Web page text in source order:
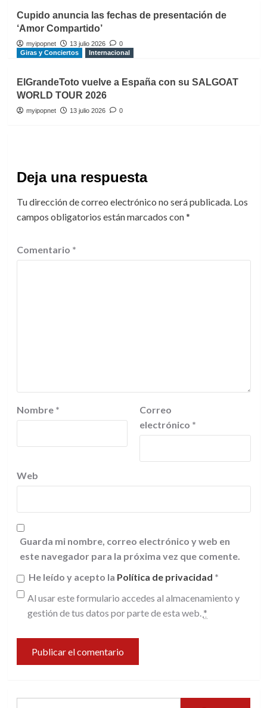
Cupido anuncia las fechas de presentación de
‘Amor Compartido’
myipopnet 13 julio 2026
0
Giras y Conciertos
Internacional
ElGrandeToto vuelve a España con su SALGOAT
WORLD TOUR 2026
myipopnet 13 julio 2026 0
Deja una respuesta
Tu dirección de correo electrónico no será publicada. Los
campos obligatorios están marcados con*
Comentario *
Nombre *
Correo
electrónico *
Web
Guarda mi nombre, correo electrónico y web en
este navegador para la próxima vez que comente.
He leído y acepto la Política de privacidad *
Al usar este formulario accedes al almacenamiento y
gestión de tus datos por parte de esta web. *